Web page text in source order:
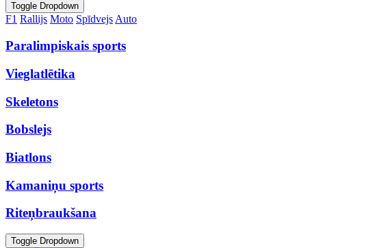
Toggle Dropdown
F1 Rallijs Moto SpīdvejsAuto
Paralimpiskais sports
Vieglatlētika
Skeletons
Bobslejs
Biatlons
Kamaniņu sports
Riteņbraukšana
Toggle Dropdown